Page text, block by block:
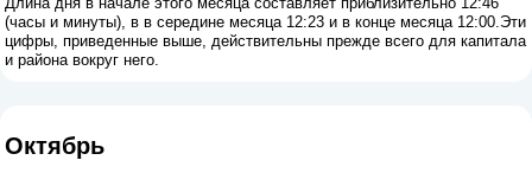
(часы и минуты), в в середине месяца 12:23 и в конце месяца 12:00.Эти
цифры, приведенные выше, действительны прежде всего для капитала
и района вокруг него.
Октябрь